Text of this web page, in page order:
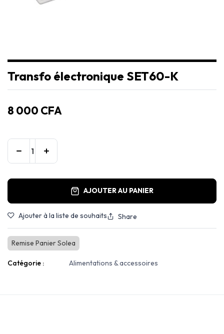
Transfo électronique SET60-K
8 000 CFA
AJOUTER AU PANIER
Ajouter à la liste de souhaits Share
Remise Panier Solea
Catégorie : Alimentations & accessoires